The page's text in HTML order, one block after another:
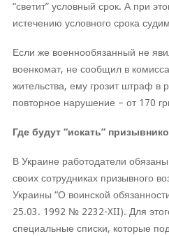
“светит” условный срок. А при
истечению условного срока
Если же военнообязанный не
военкомат, не сообщил в
жительства, ему грозит штраф в
повторное нарушение – от 170
Где будут “искать”
В Украине работодатели
своих сотрудниках призывного
Украины “О воинской
25.03. 1992 № 2232-XII). Для
специальные списки, которые